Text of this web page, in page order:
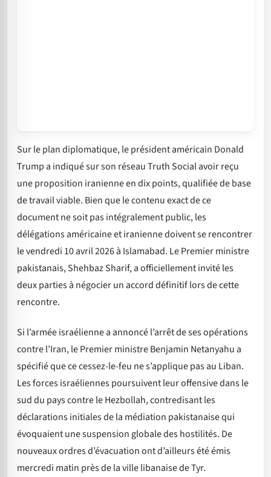
Sur le plan diplomatique, le président américain Donald
Trump a indiqué sur son réseau Truth Social avoir reçu
une proposition iranienne en dix points, qualifiée de base
de travail viable. Bien que le contenu exact de ce
document ne soit pas intégralement public, les
délégations américaine et iranienne doivent se rencontrer
le vendredi 10 avril 2026 à Islamabad. Le Premier ministre
pakistanais, Shehbaz Sharif, a officiellement invité les
deux parties à négocier un accord définitif lors de cette
rencontre.
Si l’armée israélienne a annoncé l’arrêt de ses opérations
contre l’Iran, le Premier ministre Benjamin Netanyahu a
spécifié que ce cessez-le-feu ne s’applique pas au Liban.
Les forces israéliennes poursuivent leur offensive dans le
sud du pays contre le Hezbollah, contredisant les
déclarations initiales de la médiation pakistanaise qui
évoquaient une suspension globale des hostilités. De
nouveaux ordres d’évacuation ont d’ailleurs été émis
mercredi matin près de la ville libanaise de Tyr.